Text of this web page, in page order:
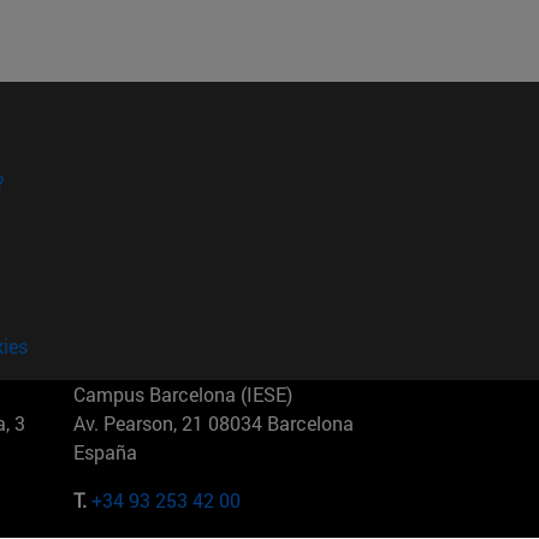
3
Campus Barcelona (IESE)
Av. Pearson, 21 08034 Barcelona
España
T.+34 93 253 42 00